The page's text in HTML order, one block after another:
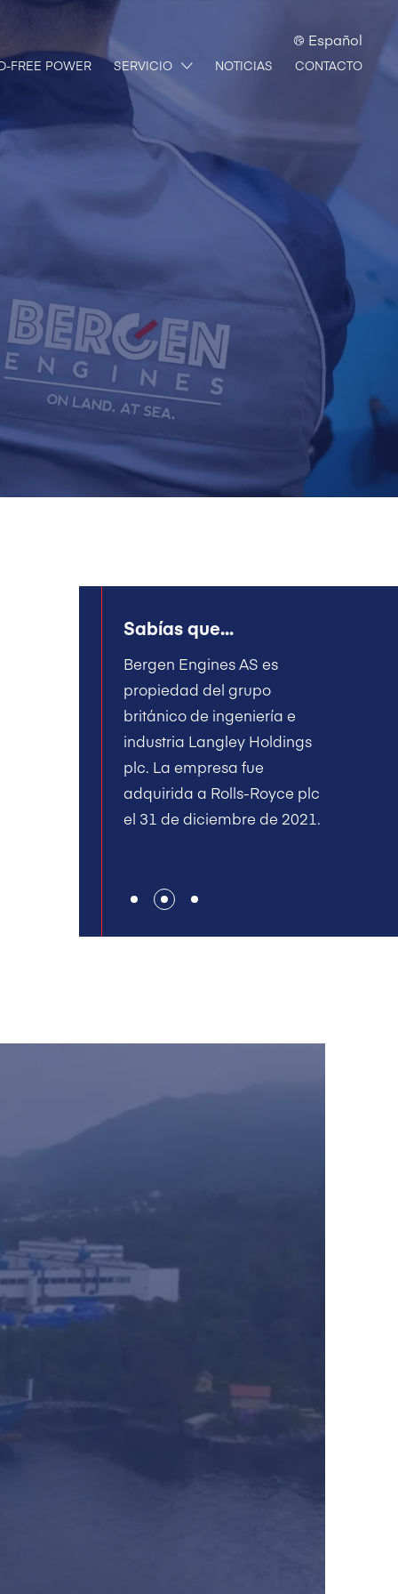
Español
FREE POWER SERVICIO NOTICIAS CONTACTO
Sabías que...
Bergen Engines AS es
propiedad del grupo
británico de ingeniería e
industria Langley Holdings
plc. La empresa fue
adquirida a Rolls-Royce plc
el 31 de diciembre de 2021.